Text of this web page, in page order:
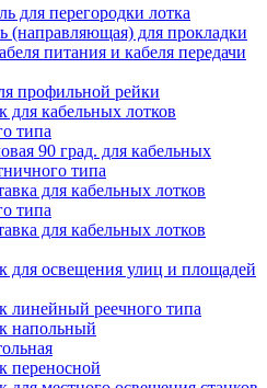
для перегородки лотка
(направляющая) для прокладки
питания и кабеля передачи
профильной рейки
для кабельных лотков
типа
90 град. для кабельных
типа
для кабельных лотков
типа
для кабельных лотков
для освещения улиц и площадей
линейный реечного типа
напольный
переносной